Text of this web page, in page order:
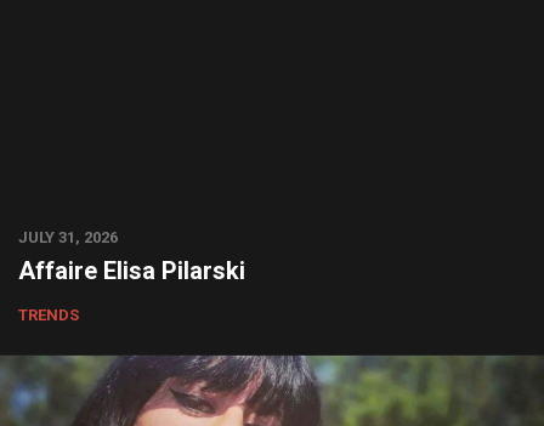
JULY 31, 2026
Affaire Elisa Pilarski
TRENDS